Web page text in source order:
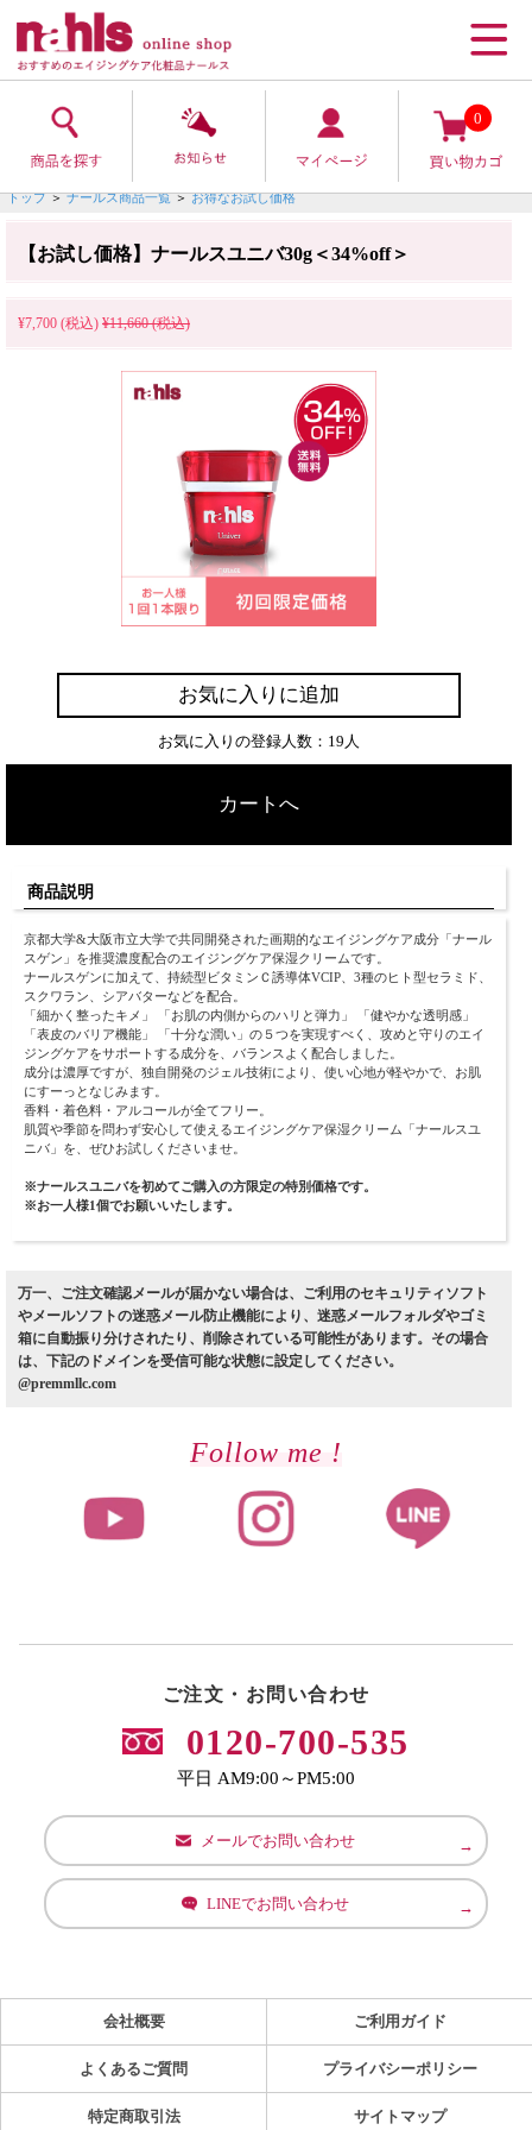
0
トップ ＞ ナールス商品一覧 ＞ お得なお試し価格
【お試し価格】ナールスユニバ30g＜34%off＞
¥7,700 (税込) ¥11,660 (税込)
お気に入りに追加
お気に入りの登録人数：19人
カートへ
商品説明
京都大学&大阪市立大学で共同開発された画期的なエイジングケア成分「ナール
スゲン」を推奨濃度配合のエイジングケア保湿クリームです。
ナールスゲンに加えて、持続型ビタミンＣ誘導体VCIP、3種のヒト型セラミド、
スクワラン、シアバターなどを配合。
「細かく整ったキメ」 「お肌の内側からのハリと弾力」 「健やかな透明感」
「表皮のバリア機能」 「十分な潤い」の５つを実現すべく、攻めと守りのエイ
ジングケアをサポートする成分を、バランスよく配合しました。
成分は濃厚ですが、独自開発のジェル技術により、使い心地が軽やかで、お肌
にすーっとなじみます。
香料・着色料・アルコールが全てフリー。
肌質や季節を問わず安心して使えるエイジングケア保湿クリーム「ナールスユ
ニバ」を、ぜひお試しくださいませ。
※ナールスユニバを初めてご購入の方限定の特別価格です。
※お一人様1個でお願いいたします。
万一、ご注文確認メールが届かない場合は、ご利用のセキュリティソフト
やメールソフトの迷惑メール防止機能により、迷惑メールフォルダやゴミ
箱に自動振り分けされたり、削除されている可能性があります。その場合
は、下記のドメインを受信可能な状態に設定してください。
@premmllc.com
Follow me !
ご注文・お問い合わせ
0120-700-535
平日 AM9:00～PM5:00
メールでお問い合わせ
LINEでお問い合わせ
会社概要 ご利用ガイド
よくあるご質問 プライバシーポリシー
特定商取引法 サイトマップ